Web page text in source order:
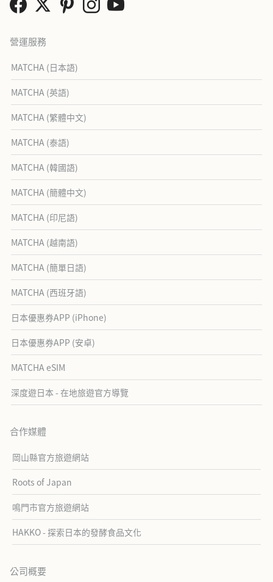
營運服務
MATCHA (日本語)
MATCHA (英語)
MATCHA (繁體中文)
MATCHA (泰語)
MATCHA (韓國語)
MATCHA (簡體中文)
MATCHA (印尼語)
MATCHA (越南語)
MATCHA (簡單日語)
MATCHA (西班牙語)
日本優惠券APP (iPhone)
日本優惠券APP (安卓)
MATCHA eSIM
深度遊日本 - 在地旅遊官方導覽
合作媒體
岡山縣官方旅遊網站
Roots of Japan
鳴門市官方旅遊網站
HAKKO - 探索日本的發酵食品文化
公司概要